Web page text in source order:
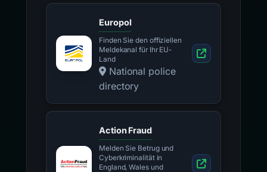
Europol
Finden Sie den offiziellen
Meldekanal für Ihr EU-
Land
National police
directory
Action Fraud
Melden Sie Betrug und
Cyberkriminalität in
England, Wales und